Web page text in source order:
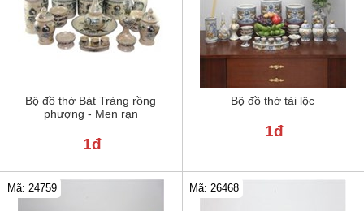
Bộ đồ thờ Bát Tràng rồng
phượng - Men rạn
1đ
Bộ đồ thờ tài lộc
1đ
Mã: 24759 Mã: 26468